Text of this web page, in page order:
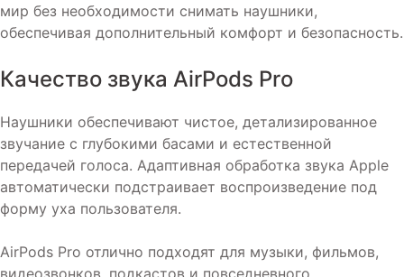
мир без необходимости снимать наушники,
обеспечивая дополнительный комфорт и безопасность.
Качество звука AirPods Pro
Наушники обеспечивают чистое, детализированное
звучание с глубокими басами и естественной
передачей голоса. Адаптивная обработка звука Apple
автоматически подстраивает воспроизведение под
форму уха пользователя.
AirPods Pro отлично подходят для музыки, фильмов,
видеозвонков, подкастов и повседневного